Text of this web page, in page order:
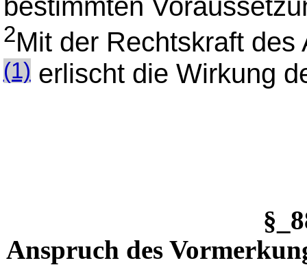
2Mit der Rechtskraft
(1)erlischt die Wirkung
Anspruch des